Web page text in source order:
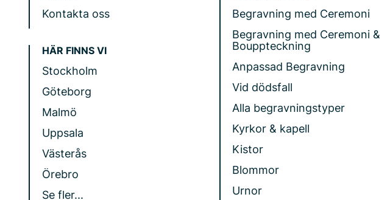
Kontakta oss
HÄR FINNS VI
Stockholm
Göteborg
Malmö
Uppsala
Västerås
Örebro
Se fler...
Begravning med Ceremoni
Begravning med Ceremoni &
Bouppteckning
Anpassad Begravning
Vid dödsfall
Alla begravningstyper
Kyrkor & kapell
Kistor
Blommor
Urnor